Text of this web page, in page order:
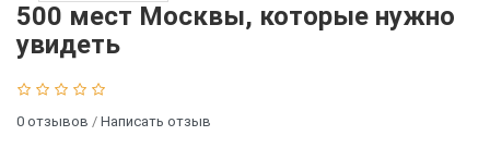
500 мест Москвы, которые нужно
увидеть
0 отзывов / Написать отзыв